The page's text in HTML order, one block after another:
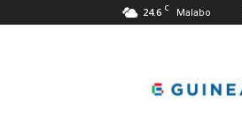
24.6 C Malabo